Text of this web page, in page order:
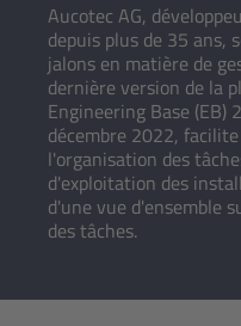
Aucotec AG,
depuis plus de 35 ans,
jalons en matière de
dernière version de la
Engineering Base (EB)
décembre 2022,
l'organisation des
d'exploitation des
d'une vue d'ensemble
des tâches.